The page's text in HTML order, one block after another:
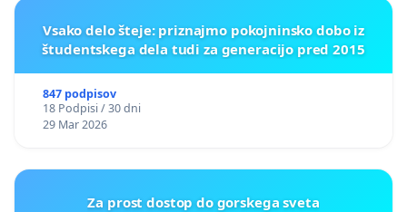
Vsako delo šteje: priznajmo pokojninsko dobo iz
študentskega dela tudi za generacijo pred 2015
847 podpisov
18 Podpisi / 30 dni
29 Mar 2026
Za prost dostop do gorskega sveta